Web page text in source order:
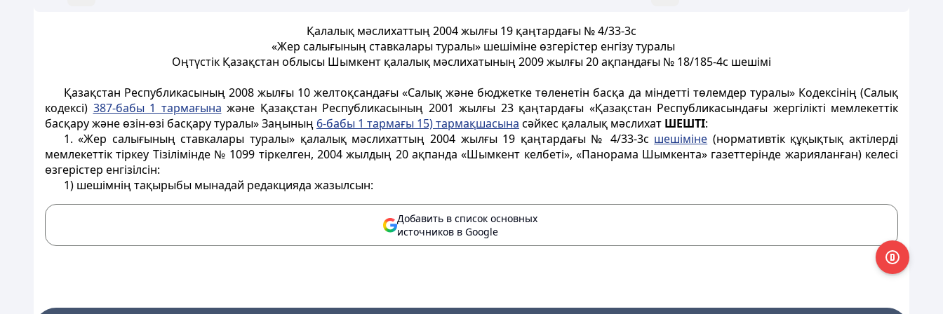
Қалалық мәслихаттың 2004 жылғы 19 қаңтардағы № 4/33-3с
«Жер салығының ставкалары туралы» шешіміне өзгерістер енгізу туралы
Оңтүстік Қазақстан облысы Шымкент қалалық мәслихатының 2009 жылғы 20 ақпандағы № 18/185-4с шешімі
Қазақстан Республикасының 2008 жылғы 10 желтоқсандағы «Салық және бюджетке төленетін басқа да міндетті төлемдер туралы» Кодексінің (Салық
кодексі) 387-бабы 1 тармағына және Қазақстан Республикасының 2001 жылғы 23 қаңтардағы «Қазақстан Республикасындағы жергілікті мемлекеттік
басқару және өзін-өзі басқару туралы» Заңының 6-бабы 1 тармағы 15) тармақшасына сәйкес қалалық мәслихат ШЕШТІ:
1. «Жер салығының ставкалары туралы» қалалық мәслихаттың 2004 жылғы 19 қаңтардағы № 4/33-3с шешіміне (нормативтік құқықтық актілерді
мемлекеттік тіркеу Тізілімінде № 1099 тіркелген, 2004 жылдың 20 ақпанда «Шымкент келбеті», «Панорама Шымкента» газеттерінде жарияланған) келесі
өзгерістер енгізілсін:
1) шешімнің тақырыбы мынадай редакцияда жазылсын:
Добавить в список основных
источников в Google